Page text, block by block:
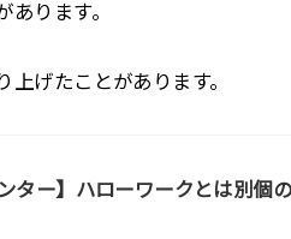
ります。
げたことがあります。
ター】ハローワークとは別個